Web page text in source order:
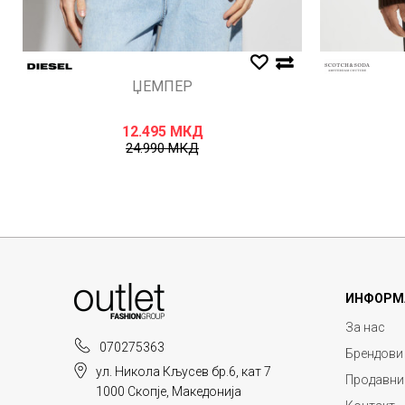
ЏЕМПЕР
12.495 МКД
24.990МКД
070275363
ул. Никола Кљусев бр.6, кат 7
1000 Скопје, Македонија
За нас
Брендови